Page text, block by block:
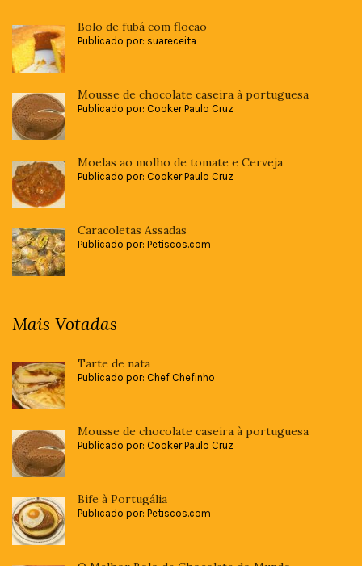
Bolo de fubá com flocão
Publicado por: suareceita
Mousse de chocolate caseira à portuguesa
Publicado por: Cooker Paulo Cruz
Moelas ao molho de tomate e Cerveja
Publicado por: Cooker Paulo Cruz
Caracoletas Assadas
Publicado por: Petiscos.com
Mais Votadas
Tarte de nata
Publicado por: Chef Chefinho
Mousse de chocolate caseira à portuguesa
Publicado por: Cooker Paulo Cruz
Bife à Portugália
Publicado por: Petiscos.com